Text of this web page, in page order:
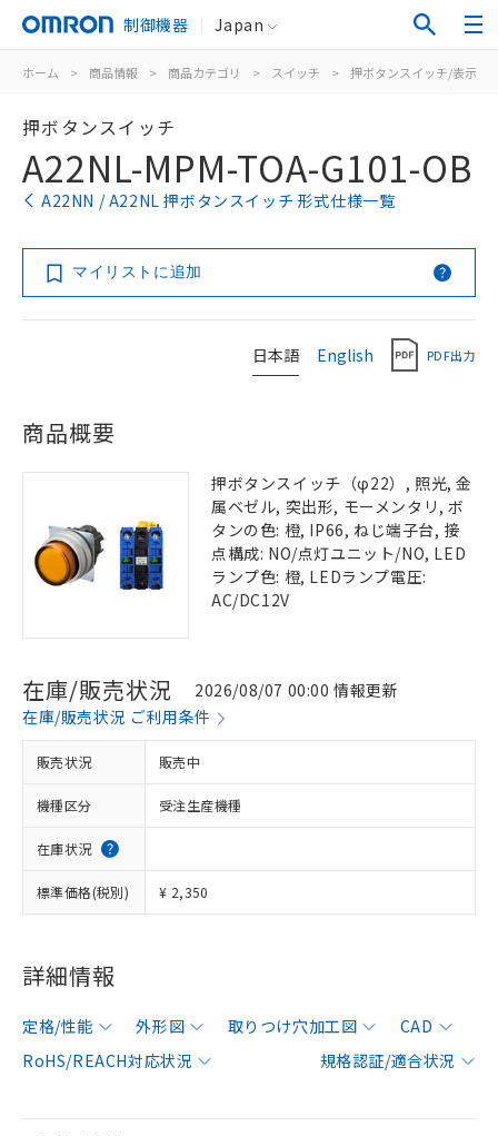
制御機器 Japan
ホーム > 商品情報 > 商品カテゴリ > スイッチ > 押ボタンスイッチ/表示灯
押ボタンスイッチ
A22NL-MPM-TOA-G101-OB
A22NN / A22NL 押ボタンスイッチ 形式仕様一覧
マイリストに追加
日本語 English PDF出力
商品概要
押ボタンスイッチ（φ22）, 照光, 金
属ベゼル, 突出形, モーメンタリ, ボ
タンの色: 橙, IP66, ねじ端子台, 接
点構成: NO/点灯ユニット/NO, LED
ランプ色: 橙, LEDランプ電圧:
AC/DC12V
在庫/販売状況
2026/08/07 00:00 情報更新
在庫/販売状況 ご利用条件
販売状況 販売中
機種区分 受注生産機種
在庫状況
標準価格(税別) ¥ 2,350
詳細情報
定格/性能 外形図 取りつけ穴加工図
CAD
RoHS/REACH対応状況
規格認証/適合状況